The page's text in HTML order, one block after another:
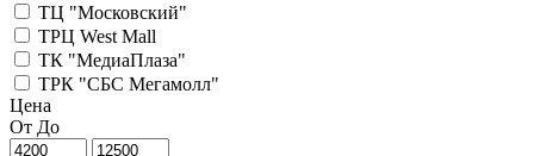
ТЦ "Московский"
ТРЦ West Mall
ТК "МедиаПлаза"
ТРК "СБС Мегамолл"
Цена
От До